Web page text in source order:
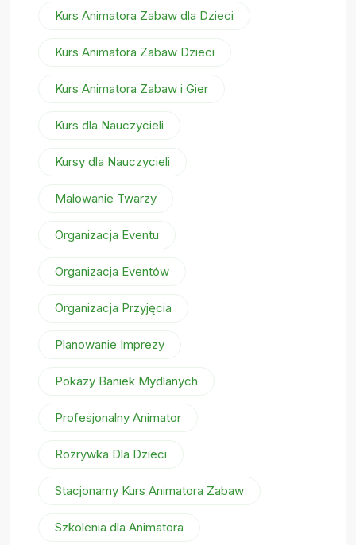
Kurs Animatora Zabaw dla Dzieci
Kurs Animatora Zabaw Dzieci
Kurs Animatora Zabaw i Gier
Kurs dla Nauczycieli
Kursy dla Nauczycieli
Malowanie Twarzy
Organizacja Eventu
Organizacja Eventów
Organizacja Przyjęcia
Planowanie Imprezy
Pokazy Baniek Mydlanych
Profesjonalny Animator
Rozrywka Dla Dzieci
Stacjonarny Kurs Animatora Zabaw
Szkolenia dla Animatora